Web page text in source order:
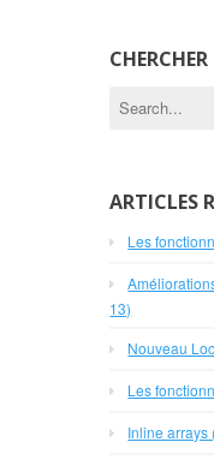
CHERCHER
Search
for:
ARTICLES
Les
13)
Nouveau
Les
Inline arrays